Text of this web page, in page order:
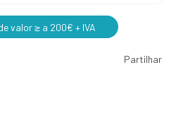
valor ≥ a 200€ + IVA
Partilhar